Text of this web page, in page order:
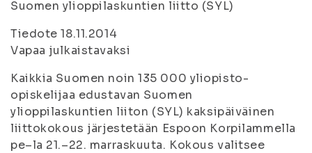
Suomen ylioppilaskuntien liitto (SYL)
Tiedote 18.11.2014
Vapaa julkaistavaksi
Kaikkia Suomen noin 135 000 yliopisto-
opiskelijaa edustavan Suomen
ylioppilaskuntien liiton (SYL) kaksipäiväinen
liittokokous järjestetään Espoon Korpilammella
pe–la 21.–22. marraskuuta. Kokous valitsee